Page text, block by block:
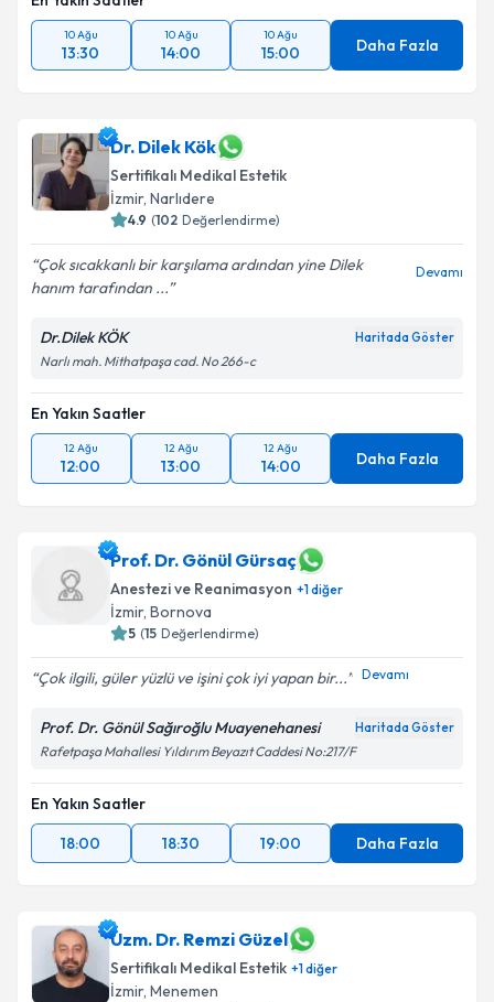
10 Ağu
13:30
10 Ağu
14:00
10 Ağu
15:00 Daha Fazla
Dr. Dilek Kök
Sertifikalı Medikal Estetik
İzmir, Narlıdere
4.9 (102 Değerlendirme)
Çok sıcakkanlı bir karşılama ardından yine Dilek
hanım tarafından ...
Devamı
Dr.Dilek KÖK Haritada Göster
Narlı mah. Mithatpaşa cad. No 266-c
En Yakın Saatler
12 Ağu
12:00
12 Ağu
13:00
12 Ağu
14:00 Daha Fazla
Prof. Dr. Gönül Gürsaç
Anestezi ve Reanimasyon +1diğer
İzmir, Bornova
5 (15 Değerlendirme)
Çok ilgili, güler yüzlü ve işini çok iyi yapan bir... Devamı
Prof. Dr. Gönül Sağıroğlu Muayenehanesi Haritada Göster
Rafetpaşa Mahallesi Yıldırım Beyazıt Caddesi No:217/F
En Yakın Saatler
18:00
18:30 19:00 Daha Fazla
Uzm. Dr. Remzi Güzel
Sertifikalı Medikal Estetik +1diğer
İzmir, Menemen